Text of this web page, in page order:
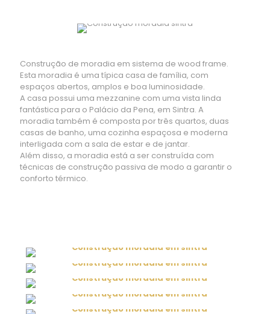
Construção de moradia em sistema de wood frame.
Esta moradia é uma típica casa de família, com
espaços abertos, amplos e boa luminosidade.
A casa possui uma mezzanine com uma vista linda
fantástica para o Palácio da Pena, em Sintra. A
moradia também é composta por três quartos, duas
casas de banho, uma cozinha espaçosa e moderna
interligada com a sala de estar e de jantar.
Além disso, a moradia está a ser construída com
técnicas de construção passiva de modo a garantir o
conforto térmico.